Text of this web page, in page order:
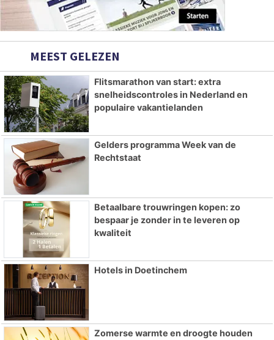
MEEST GELEZEN
Flitsmarathon van start: extra
snelheidscontroles in Nederland en
populaire vakantielanden
Gelders programma Week van de
Rechtstaat
Betaalbare trouwringen kopen: zo
bespaar je zonder in te leveren op
kwaliteit
Hotels in Doetinchem
Zomerse warmte en droogte houden